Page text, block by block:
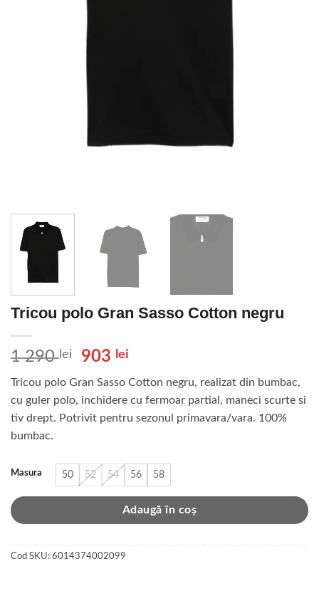
Tricou polo Gran Sasso Cotton negru
1 290 lei
Prețul
a
fost:
1
903 lei
este:
903 lei.
Tricou polo Gran Sasso Cotton negru, realizat din bumbac,
cu guler polo, inchidere cu fermoar partial, maneci scurte si
tiv drept. Potrivit pentru sezonul primavara/vara. 100%
bumbac.
Masura 50 52 54 56 58
Adaugă în coș
Cod SKU: 6014374002099